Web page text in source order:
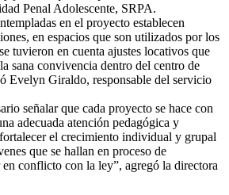
Penal Adolescente, SRPA.
en el proyecto establecen
en espacios que son utilizados por los
tuvieron en cuenta ajustes locativos que
sana convivencia dentro del centro de
Evelyn Giraldo, responsable del servicio
señalar que cada proyecto se hace con
adecuada atención pedagógica y
el crecimiento individual y grupal
que se hallan en proceso de
conflicto con la ley”, agregó la directora